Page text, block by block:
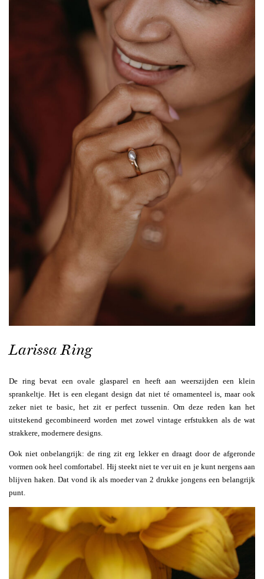
Larissa Ring
De ring bevat een ovale glasparel en heeft aan weerszijden een klein
sprankeltje. Het is een elegant design dat niet té ornamenteel is, maar ook
zeker niet te basic, het zit er perfect tussenin. Om deze reden kan het
uitstekend gecombineerd worden met zowel vintage erfstukken als de wat
strakkere, modernere designs.
Ook niet onbelangrijk: de ring zit erg lekker en draagt door de afgeronde
vormen ook heel comfortabel. Hij steekt niet te ver uit en je kunt nergens aan
blijven haken. Dat vond ik als moeder van 2 drukke jongens een belangrijk
punt.